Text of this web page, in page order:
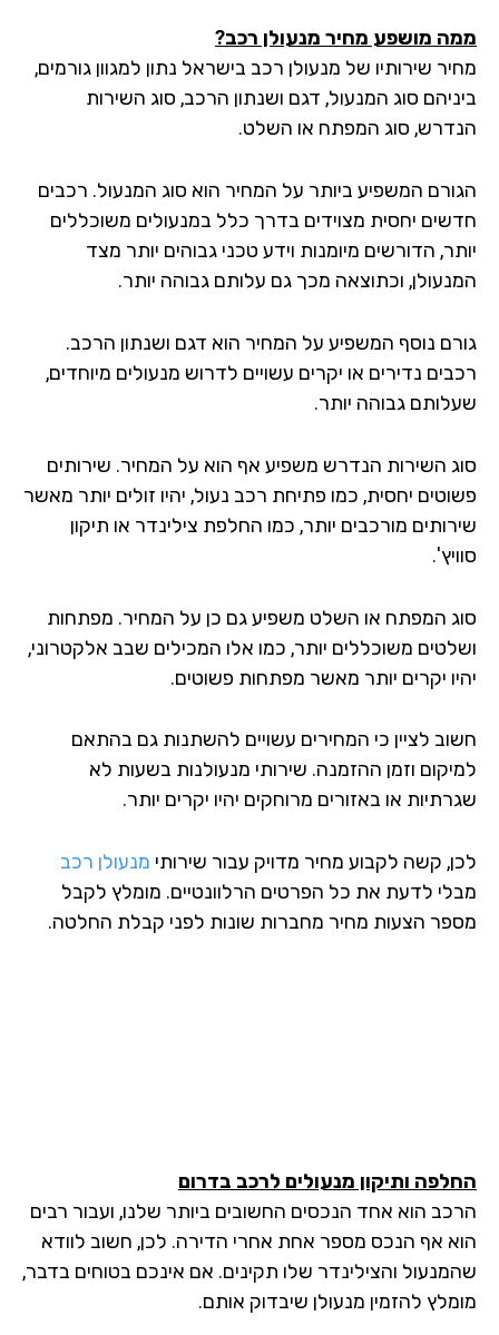
מושפע מחיר מנעולן רכב?
שירותיו של מנעולן רכב בישראל נתון למגוון גורמים,
סוג המנעול, דגם ושנתון הרכב, סוג השירות
סוג המפתח או השלט.
המשפיע ביותר על המחיר הוא סוג המנעול. רכבים
יחסית מצוידים בדרך כלל במנעולים משוכללים
הדורשים מיומנות וידע טכני גבוהים יותר מצד
וכתוצאה מכך גם עלותם גבוהה יותר.
נוסף המשפיע על המחיר הוא דגם ושנתון הרכב.
נדירים או יקרים עשויים לדרוש מנעולים מיוחדים,
גבוהה יותר.
השירות הנדרש משפיע אף הוא על המחיר. שירותים
יחסית, כמו פתיחת רכב נעול, יהיו זולים יותר מאשר
מורכבים יותר, כמו החלפת צילינדר או תיקון
המפתח או השלט משפיע גם כן על המחיר. מפתחות
משוכללים יותר, כמו אלו המכילים שבב אלקטרוני,
יקרים יותר מאשר מפתחות פשוטים.
לציין כי המחירים עשויים להשתנות גם בהתאם
וזמן ההזמנה. שירותי מנעולנות בשעות לא
או באזורים מרוחקים יהיו יקרים יותר.
קשה לקבוע מחיר מדויק עבור שירותימנעולן רכב
לדעת את כל הפרטים הרלוונטיים. מומלץ לקבל
הצעות מחיר מחברות שונות לפני קבלת החלטה.
ותיקון מנעולים לרכבבדרום
הוא אחד הנכסים החשובים ביותר שלנו, ועבור רבים
אף הנכס מספר אחת אחרי הדירה. לכן, חשוב לוודא
והצילינדר שלו תקינים. אם אינכם בטוחים בדבר,
להזמין מנעולן שיבדוק אותם.